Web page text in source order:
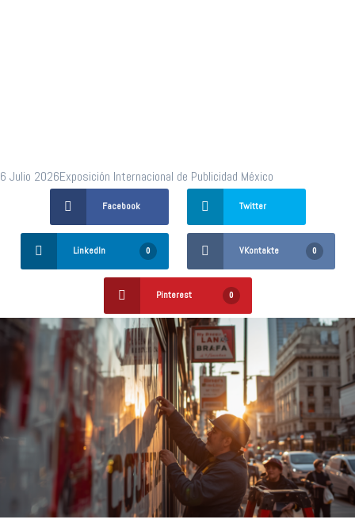
6 Julio 2026Exposición Internacional de Publicidad México
Facebook Twitter
LinkedIn 0 VKontakte 0
Pinterest 0